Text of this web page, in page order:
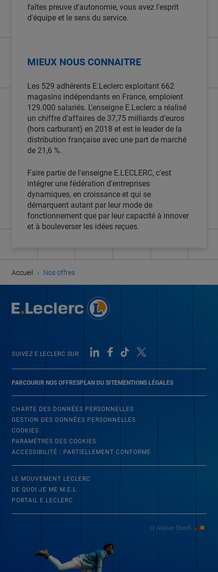
faîtes preuve d'autonomie, vous avez l'esprit
d'équipe et le sens du service.
MIEUX NOUS CONNAITRE
Les 529 adhérents E.Leclerc exploitant 662
magasins indépendants en France, emploient
129.000 salariés. L'enseigne E.Leclerc a réalisé
un chiffre d'affaires de 37,75 milliards d'euros
(hors carburant) en 2018 et est le leader de la
distribution française avec une part de marché
de 21,6 %.
Faire partie de l'enseigne E.LECLERC, c'est
intégrer une fédération d'entreprises
dynamiques, en croissance et qui se
démarquent autant par leur mode de
fonctionnement que par leur capacité à innover
et à bouleverser les idées reçues.
Accueil › Nos offres
PARCOURIR NOS OFFRESPLAN DU SITEMENTIONS LÉGALES
SUIVEZ E.LECLERC SUR
CHARTE DES DONNÉES PERSONNELLES
GESTION DES DONNÉES PERSONNELLES
COOKIES
PARAMÈTRES DES COOKIES
ACCESSIBILITÉ : PARTIELLEMENT CONFORME
LE MOUVEMENT LECLERC
DE QUOI JE ME M.E.L
PORTAIL E.LECLERC